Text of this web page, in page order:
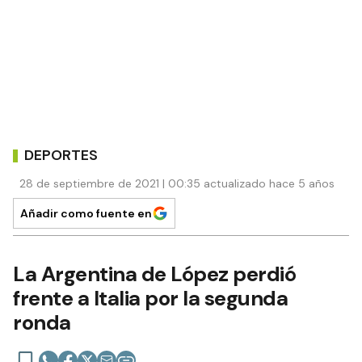
DEPORTES
28 de septiembre de 2021 | 00:35 actualizado hace 5 años
Añadir como fuente en
La Argentina de López perdió
frente a Italia por la segunda
ronda